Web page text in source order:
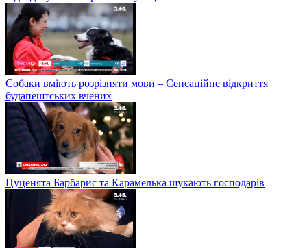
Собаки вміють розрізняти мови – Сенсаційне відкриття
будапештських вчених
Цуценята Барбарис та Карамелька шукають господарів